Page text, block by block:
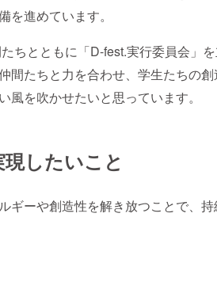
を進めています。
ちとともに「D-fest.実行委員会」
間たちと力を合わせ、学生たちの
を吹かせたいと思っています。
したいこと
ギーや創造性を解き放つことで、